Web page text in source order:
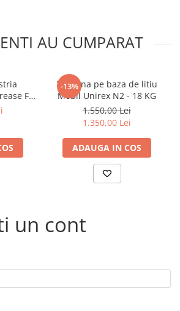
AU CUMPARAT
FM
-13%
Vaselina pe baza de litiu
Mobil Unirex N2 - 18 KG
1.550,00 Lei
1.350,00 Lei
ADAUGA IN COS
un cont